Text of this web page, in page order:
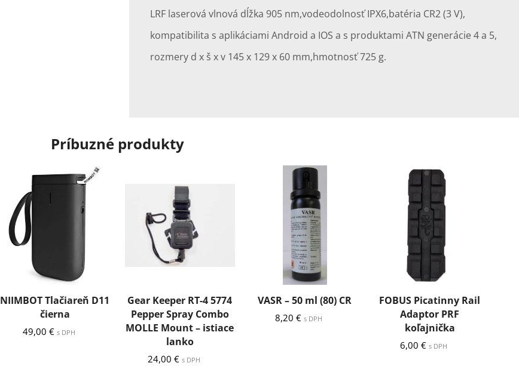
LRF laserová vlnová dĺžka 905 nm,vodeodolnosť IPX6,batéria CR2 (3 V),
kompatibilita s aplikáciami Android a IOS a s produktami ATN generácie 4 a 5,
rozmery d x š x v 145 x 129 x 60 mm,hmotnosť 725 g.
Príbuzné produkty
NIIMBOT Tlačiareň D11
čierna
49,00 € s DPH
Gear Keeper RT-4 5774
Pepper Spray Combo
MOLLE Mount – istiace
lanko
24,00 € s DPH
VASR – 50 ml (80) CR
8,20 € s DPH
FOBUS Picatinny Rail
Adaptor PRF
koľajnička
6,00 € s DPH